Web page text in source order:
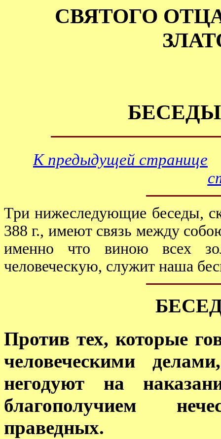
СВЯТОГО
К предыдущей странице
Три нижеследующие беседы,
388 г., имеют связь между
именно что виною всех
человеческую, служит наша
Против тех, которые
человеческими
негодуют на
благополучием
праведных.